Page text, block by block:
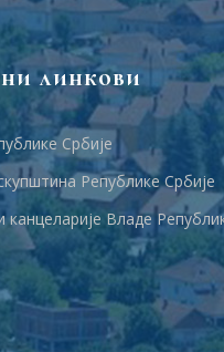
линкови
Србије
Републике Србије
канцеларије Владе